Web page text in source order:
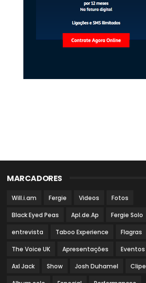
MARCADORES
Will.i.am Fergie Videos Fotos
Black Eyed Peas Apl.de.Ap Fergie Solo
entrevista Taboo Experience Flagras
The Voice UK Apresentações Eventos
Axl Jack Show Josh Duhamel Clipe